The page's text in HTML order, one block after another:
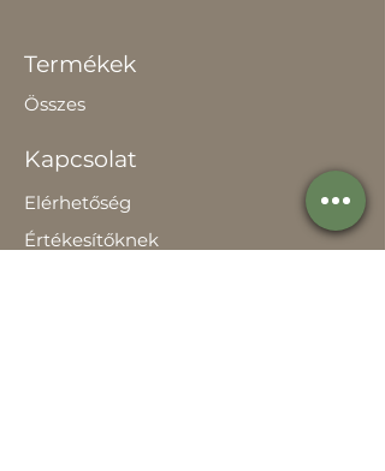
Termékek
Összes
Kapcsolat
Elérhetőség
Értékesítőknek